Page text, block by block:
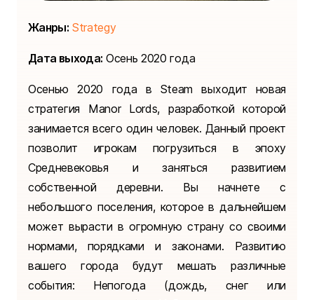
Жанры: Strategy
Дата выхода: Осень 2020 года
Осенью 2020 года в Steam выходит новая
стратегия Manor Lords, разработкой которой
занимается всего один человек. Данный проект
позволит игрокам погрузиться в эпоху
Средневековья и заняться развитием
собственной деревни. Вы начнете с
небольшого поселения, которое в дальнейшем
может вырасти в огромную страну со своими
нормами, порядками и законами. Развитию
вашего города будут мешать различные
события: Непогода (дождь, снег или